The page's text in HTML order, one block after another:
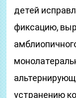
детей
фиксацию,
устранению